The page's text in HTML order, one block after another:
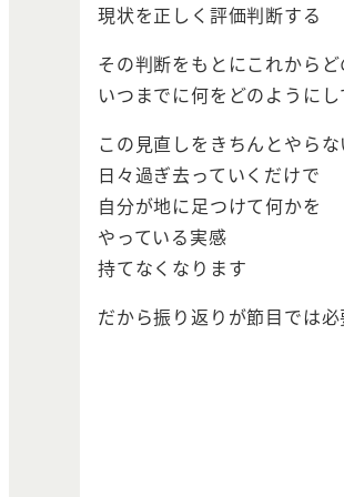
現状を正しく評価判断する
その判断をもとにこれから
いつまでに何をどのように
この見直しをきちんとやらな
日々過ぎ去っていくだけで
自分が地に足つけて何かを
やっている実感
持てなくなります
だから振り返りが節目では